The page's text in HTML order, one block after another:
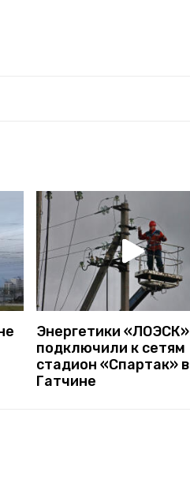
Энергетики «ЛОЭСК»
подключили к сетям
стадион «Спартак» в
Гатчине